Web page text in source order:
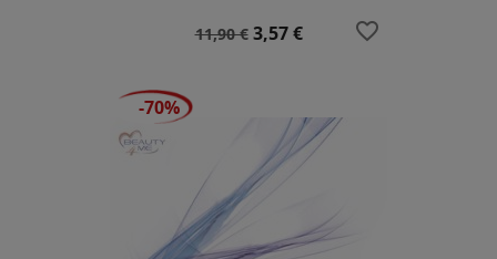
Prezzo
11,90 € Prezzo
3,57 € favorite_border
-70%